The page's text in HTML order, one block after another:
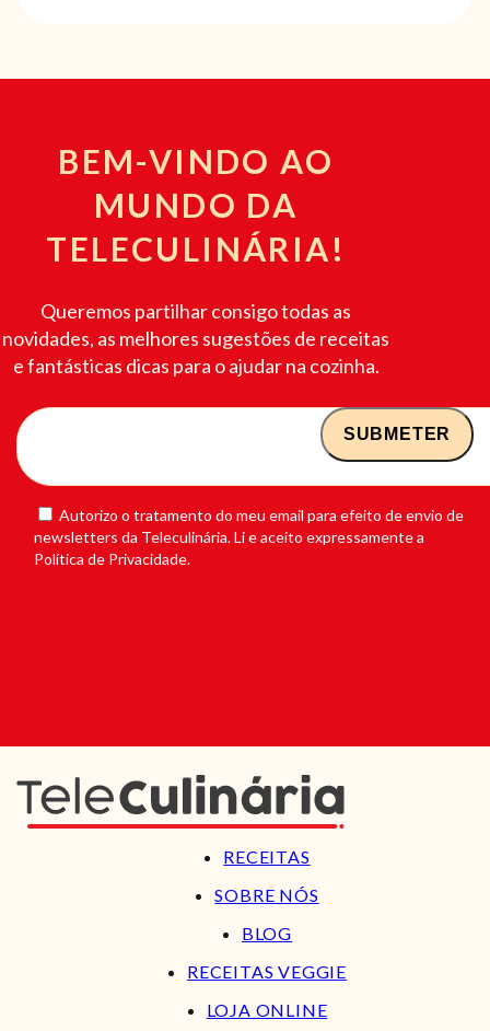
BEM-VINDO AO
MUNDO DA
TELECULINÁRIA!
Queremos partilhar consigo todas as
novidades, as melhores sugestões de receitas
e fantásticas dicas para o ajudar na cozinha.
Autorizo o tratamento do meu email para efeito de envio de
newsletters da Teleculinária. Li e aceito expressamente a
Política de Privacidade.
RECEITAS
SOBRE NÓS
BLOG
RECEITAS VEGGIE
LOJA ONLINE